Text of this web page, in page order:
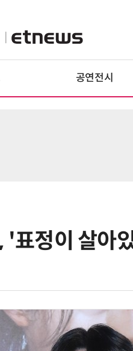
공연전시
'표정이 살아
AI Native Enterprise를 지원하는 AI Ready Data